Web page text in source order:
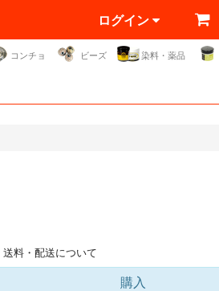
ログイン
コンチョ ビーズ 染料・薬品
送料・配送について
購入